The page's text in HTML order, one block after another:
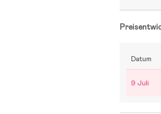
Datum
9 Juli